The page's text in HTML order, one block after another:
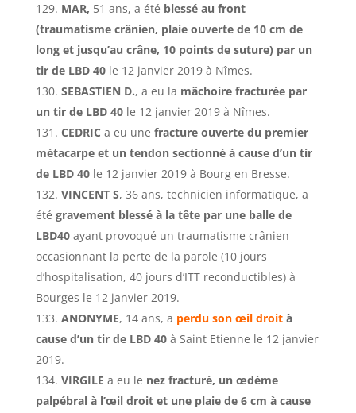
MAR, 51 ans, a été blessé au front
(traumatisme crânien, plaie ouverte de 10 cm de
long et jusqu’au crâne, 10 points de suture) par un
tir de LBD 40le 12 janvier 2019 à Nîmes.
SEBASTIEN D., a eu la mâchoire fracturée par
un tir de LBD 40le 12 janvier 2019 à Nîmes.
CEDRIC a eu une fracture ouverte du premier
métacarpe et un tendon sectionné à cause d’un tir
de LBD 40le 12 janvier 2019 à Bourg en Bresse.
VINCENT S, 36 ans, technicien informatique, a
été gravement blessé à la tête par une balle de
LBD40ayant provoqué un traumatisme crânien
occasionnant la perte de la parole (10 jours
d’hospitalisation, 40 jours d’ITT reconductibles) à
Bourges le 12 janvier 2019.
ANONYME, 14 ans, a perdu son œil droità
cause d’un tir de LBD 40à Saint Etienne le 12 janvier
2019.
VIRGILE a eu le nez fracturé, un œdème
palpébral à l’œil droit et une plaie de 6 cm à cause